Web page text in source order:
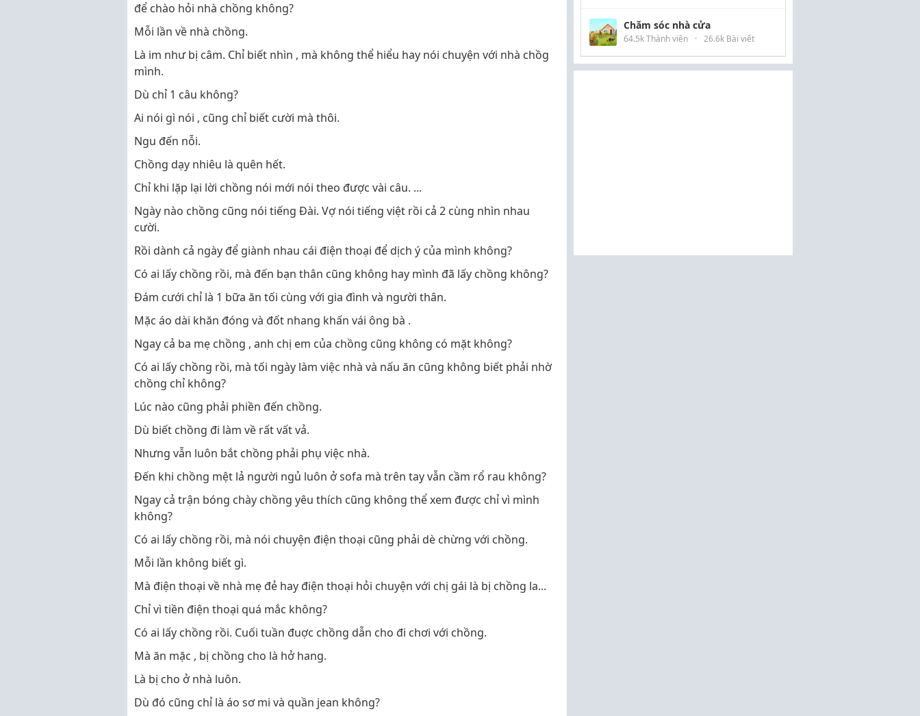
để chào hỏi nhà chồng không?
Mỗi lần về nhà chồng.
Là im như bị câm. Chỉ biết nhìn , mà không thể hiểu hay nói chuyện với nhà chồg
mình.
Dù chỉ 1 câu không?
Ai nói gì nói , cũng chỉ biết cười mà thôi.
Ngu đến nỗi.
Chồng dạy nhiêu là quên hết.
Chỉ khi lặp lại lời chồng nói mới nói theo được vài câu. ...
Ngày nào chồng cũng nói tiếng Đài. Vợ nói tiếng việt rồi cả 2 cùng nhìn nhau
cười.
Rồi dành cả ngày để giành nhau cái điện thoại để dịch ý của mình không?
Có ai lấy chồng rồi, mà đến bạn thân cũng không hay mình đã lấy chồng không?
Đám cưới chỉ là 1 bữa ăn tối cùng với gia đình và người thân.
Mặc áo dài khăn đóng và đốt nhang khấn vái ông bà .
Ngay cả ba mẹ chồng , anh chị em của chồng cũng không có mặt không?
Có ai lấy chồng rồi, mà tối ngày làm việc nhà và nấu ăn cũng không biết phải nhờ
chồng chỉ không?
Lúc nào cũng phải phiền đến chồng.
Dù biết chồng đi làm về rất vất vả.
Nhưng vẫn luôn bắt chồng phải phụ việc nhà.
Đến khi chồng mệt lả người ngủ luôn ở sofa mà trên tay vẫn cầm rổ rau không?
Ngay cả trận bóng chày chồng yêu thích cũng không thể xem được chỉ vì mình
không?
Có ai lấy chồng rồi, mà nói chuyện điện thoại cũng phải dè chừng với chồng.
Mỗi lần không biết gì.
Mà điện thoại về nhà mẹ đẻ hay điện thoại hỏi chuyện với chị gái là bị chồng la...
Chỉ vì tiền điện thoại quá mắc không?
Có ai lấy chồng rồi. Cuối tuần đuợc chồng dẫn cho đi chơi với chồng.
Mà ăn mặc , bị chồng cho là hở hang.
Là bị cho ở nhà luôn.
Dù đó cũng chỉ là áo sơ mi và quần jean không?
Chăm sóc nhà cửa
64.5k Thành viên · 26.6k Bài viết